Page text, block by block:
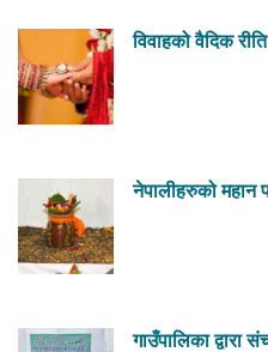
विवाहको वैदिक रीति
नेपालीहरुको महान
गाउँपालिका द्वारा